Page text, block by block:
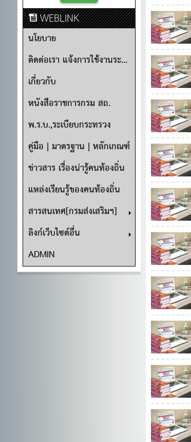
WEBLINK
นโยบาย
ติดต่อเรา แจ้งการใช้งานระบบ
เกี่ยวกับ
หนังสือราชการกรม สถ.
พ.ร.บ.,ระเบียบกระทรวง
คู่มือ | มาตรฐาน | หลักเกณฑ์
ข่าวสาร เรื่องน่ารู้คนท้องถิ่น
แหล่งเรียนรู้ของคนท้องถิ่น
สารสนเทศ[กรมส่งเสริมฯ]
ลิงก์เว็บไซต์อื่น
ADMIN